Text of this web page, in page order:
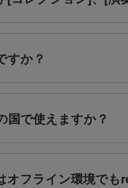
すか？
で使えますか？
オフライン環境で